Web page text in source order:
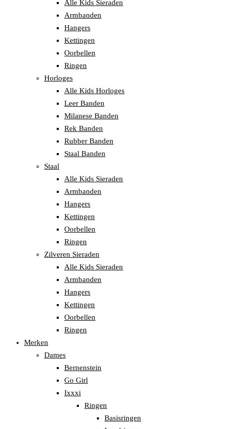
Alle Kids Sieraden
Armbanden
Hangers
Kettingen
Oorbellen
Ringen
Horloges
Alle Kids Horloges
Leer Banden
Milanese Banden
Rek Banden
Rubber Banden
Staal Banden
Staal
Alle Kids Sieraden
Armbanden
Hangers
Kettingen
Oorbellen
Ringen
Zilveren Sieraden
Alle Kids Sieraden
Armbanden
Hangers
Kettingen
Oorbellen
Ringen
Merken
Dames
Bernenstein
Go Girl
Ixxxi
Ringen
Basisringen